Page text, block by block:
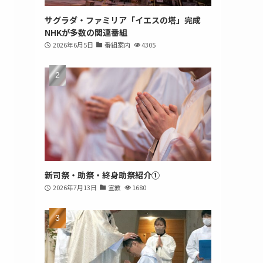
サグラダ・ファミリア「イエスの塔」完成
NHKが多数の関連番組
2026年6月5日 番組案内 4305
新司祭・助祭・終身助祭紹介①
2026年7月13日 宣教 1680